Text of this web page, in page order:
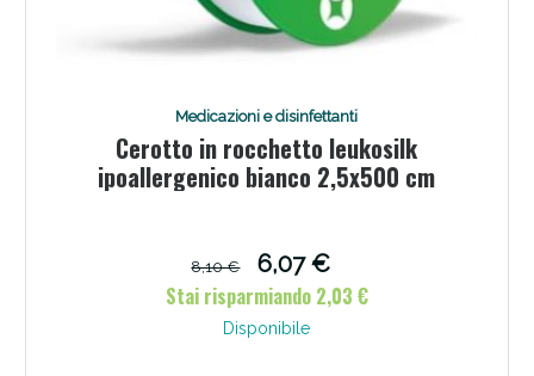
Medicazioni e disinfettanti
Cerotto in rocchetto leukosilk
ipoallergenico bianco 2,5x500 cm
8,10 €
6,07 €
Stai risparmiando 2,03 €
Disponibile